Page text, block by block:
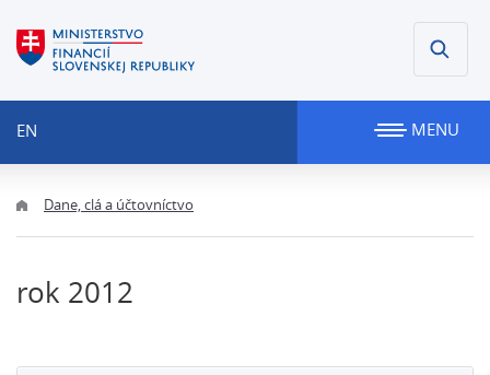
EN MENU
Dane, clá a účtovníctvo
rok 2012